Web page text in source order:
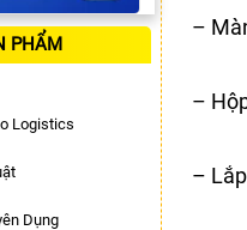
PHẨM
Logistics
Dụng
–
–
–